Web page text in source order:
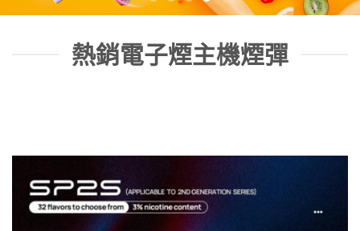
熱銷電子煙主機煙彈